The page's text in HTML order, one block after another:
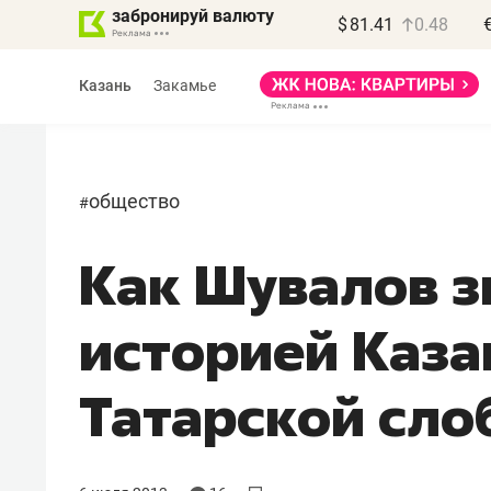
забронируй валюту $ 81.41 0.48
Казань Закамье
#общество
Как Шувалов
историей
Татарской